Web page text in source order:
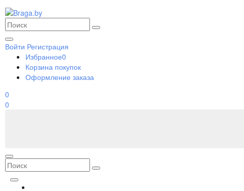
Войти Регистрация
Избранное0
Корзина покупок
Оформление заказа
0
0